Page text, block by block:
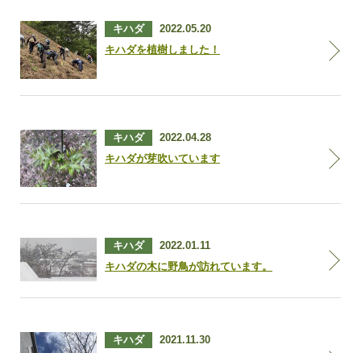
キハダ
2022.05.20
キハダを植樹しました！
キハダ
2022.04.28
キハダが芽吹いています
キハダ
2022.01.11
キハダの木に野鳥が訪れています。
キハダ
2021.11.30